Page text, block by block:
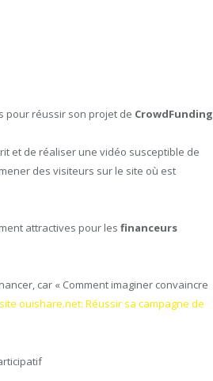
pour réussir son projet de CrowdFunding
et de réaliser une vidéo susceptible de
des visiteurs sur le site où est
attractives pour les financeurs
car « Comment imaginer convaincre
ouishare.net: Réussir sa campagne de